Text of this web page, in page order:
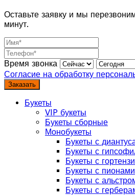
Оставьте заявку и мы
минут.
Время звонка
Согласие на обработку
Заказать
Букеты
VIP букеты
Букеты сборные
Монобукеты
Букеты с
Букеты с
Букеты с
Букеты с пионами
Букеты с
Букеты с